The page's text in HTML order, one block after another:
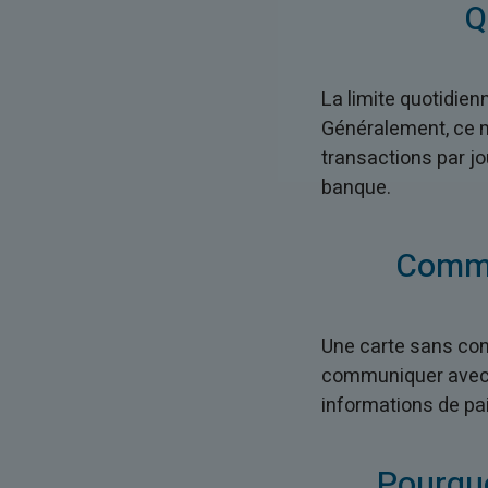
La limite
Généralement, ce
transactions par
banque.
Une carte sans
communiquer
informations de